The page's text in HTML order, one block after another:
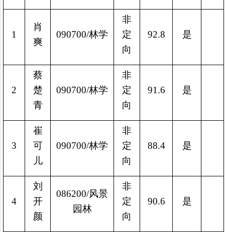
1
肖
爽
090700/林学
非
定
向
92.8 是
2
蔡
楚
青
090700/林学
非
定
向
91.6 是
3
崔
可
儿
090700/林学
非
定
向
88.4 是
4
刘
开
颜
086200/风景
园林
非
定
向
90.6 是